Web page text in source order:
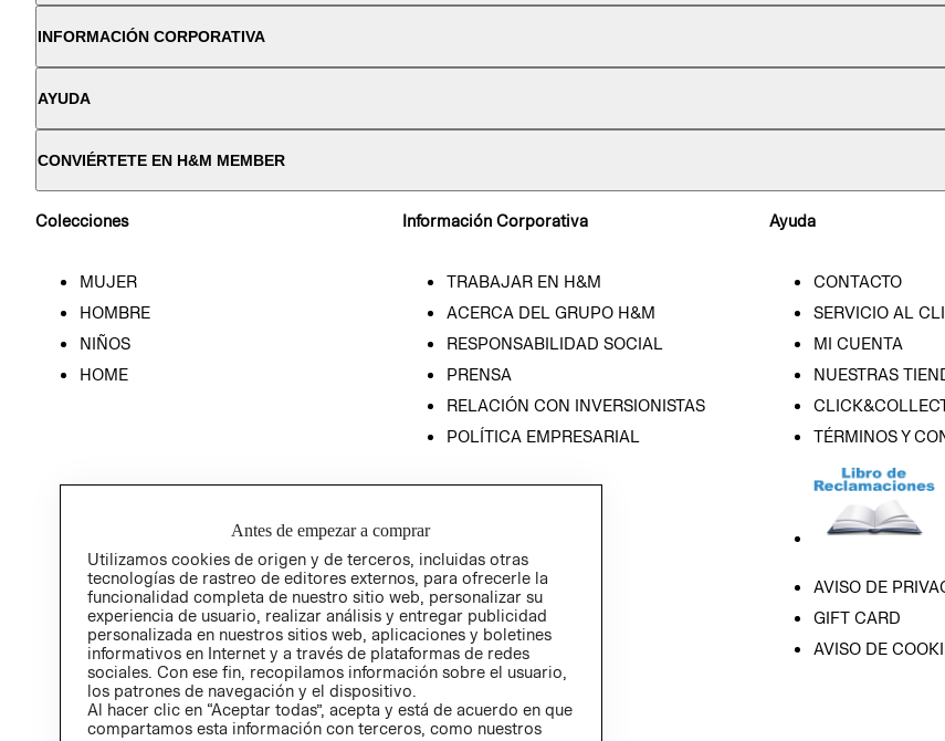
INFORMACIÓN CORPORATIVA
AYUDA
CONVIÉRTETE EN H&M MEMBER
Colecciones
MUJER
HOMBRE
NIÑOS
HOME
Información Corporativa
TRABAJAR EN H&M
ACERCA DEL GRUPO H&M
RESPONSABILIDAD SOCIAL
PRENSA
RELACIÓN CON INVERSIONISTAS
POLÍTICA EMPRESARIAL
Ayuda
CONTACTO
SERVICIO AL
MI CUENTA
NUESTRAS
TÉRMINOS Y
AVISO DE
GIFT CARD
AVISO DE
Antes de empezar a comprar
Utilizamos cookies de origen y de terceros, incluidas otras
tecnologías de rastreo de editores externos, para ofrecerle la
funcionalidad completa de nuestro sitio web, personalizar su
experiencia de usuario, realizar análisis y entregar publicidad
personalizada en nuestros sitios web, aplicaciones y boletines
informativos en Internet y a través de plataformas de redes
sociales. Con ese fin, recopilamos información sobre el usuario,
los patrones de navegación y el dispositivo.
Al hacer clic en “Aceptar todas”, acepta y está de acuerdo en que
compartamos esta información con terceros, como nuestros